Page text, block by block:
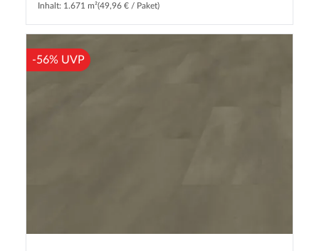
Inhalt: 1.671 m²(49,96 € / Paket)
-56% UVP